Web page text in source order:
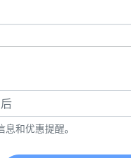
和优惠提醒。